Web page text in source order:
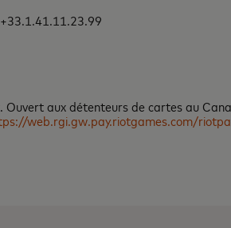
Ouvert aux détenteurs de cartes au
web.rgi.gw.pay.riotgames.com/